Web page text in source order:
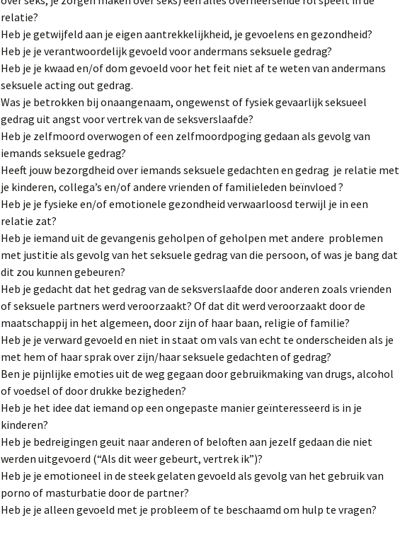
relatie?
Heb je getwijfeld aan je eigen aantrekkelijkheid, je gevoelens en gezondheid?
Heb je je verantwoordelijk gevoeld voor andermans seksuele gedrag?
Heb je je kwaad en/of dom gevoeld voor het feit niet af te weten van andermans
seksuele acting out gedrag.
Was je betrokken bij onaangenaam, ongewenst of fysiek gevaarlijk seksueel
gedrag uit angst voor vertrek van de seksverslaafde?
Heb je zelfmoord overwogen of een zelfmoordpoging gedaan als gevolg van
iemands seksuele gedrag?
Heeft jouw bezorgdheid over iemands seksuele gedachten en gedrag je relatie met
je kinderen, collega’s en/of andere vrienden of familieleden beïnvloed ?
Heb je je fysieke en/of emotionele gezondheid verwaarloosd terwijl je in een
relatie zat?
Heb je iemand uit de gevangenis geholpen of geholpen met andere problemen
met justitie als gevolg van het seksuele gedrag van die persoon, of was je bang dat
dit zou kunnen gebeuren?
Heb je gedacht dat het gedrag van de seksverslaafde door anderen zoals vrienden
of seksuele partners werd veroorzaakt? Of dat dit werd veroorzaakt door de
maatschappij in het algemeen, door zijn of haar baan, religie of familie?
Heb je je verward gevoeld en niet in staat om vals van echt te onderscheiden als je
met hem of haar sprak over zijn/haar seksuele gedachten of gedrag?
Ben je pijnlijke emoties uit de weg gegaan door gebruikmaking van drugs, alcohol
of voedsel of door drukke bezigheden?
Heb je het idee dat iemand op een ongepaste manier geïnteresseerd is in je
kinderen?
Heb je bedreigingen geuit naar anderen of beloften aan jezelf gedaan die niet
werden uitgevoerd (“Als dit weer gebeurt, vertrek ik”)?
Heb je je emotioneel in de steek gelaten gevoeld als gevolg van het gebruik van
porno of masturbatie door de partner?
Heb je je alleen gevoeld met je probleem of te beschaamd om hulp te vragen?